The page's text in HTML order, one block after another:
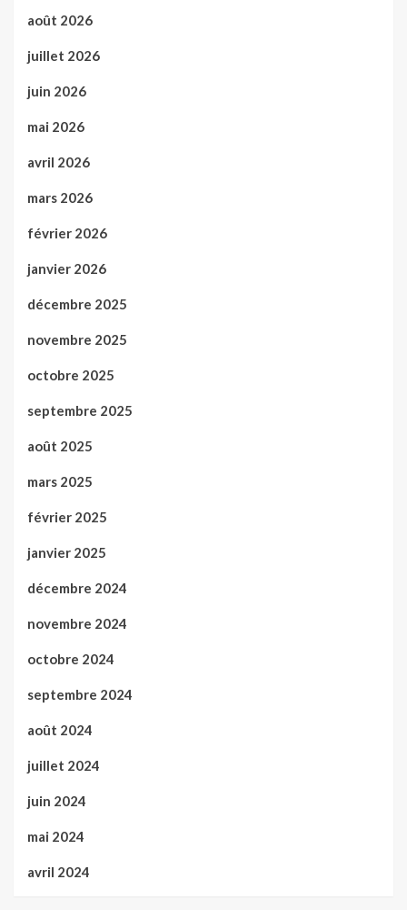
août 2026
juillet 2026
juin 2026
mai 2026
avril 2026
mars 2026
février 2026
janvier 2026
décembre 2025
novembre 2025
octobre 2025
septembre 2025
août 2025
mars 2025
février 2025
janvier 2025
décembre 2024
novembre 2024
octobre 2024
septembre 2024
août 2024
juillet 2024
juin 2024
mai 2024
avril 2024